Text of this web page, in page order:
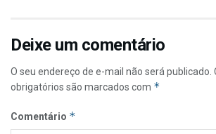
Deixe um comentário
O seu endereço de e-mail não será publicado.
obrigatórios são marcados com *
Comentário *